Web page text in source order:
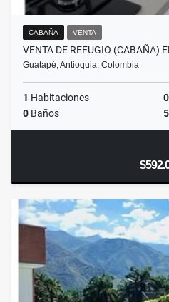
CABAÑA VENTA
VENTA DE REFUGIO (CABAÑA)
Guatapé, Antioquia, Colombia
1 Habitaciones 0
0 Baños